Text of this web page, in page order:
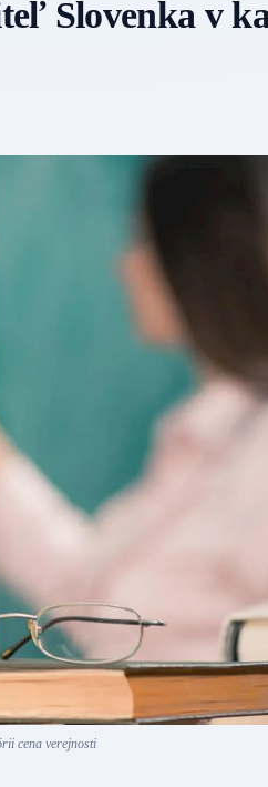
Slovenka v
cena verejnosti